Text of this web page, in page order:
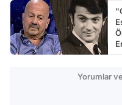
Yorumlar